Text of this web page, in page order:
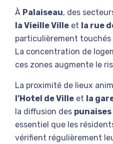
À Palaiseau, des
la Vieille Ville et la rue
particulièrement touchés
La concentration de
ces zones augmente le
La proximité de lieux
l’Hotel de Ville et la
la diffusion des
essentiel que les
vérifient régulièrement